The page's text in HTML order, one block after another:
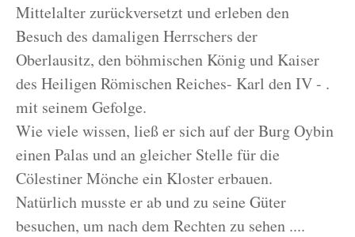
Mittelalter zurückversetzt und erleben den
Besuch des damaligen Herrschers der
Oberlausitz, den böhmischen König und Kaiser
des Heiligen Römischen Reiches- Karl den IV - .
mit seinem Gefolge.
Wie viele wissen, ließ er sich auf der Burg Oybin
einen Palas und an gleicher Stelle für die
Cölestiner Mönche ein Kloster erbauen.
Natürlich musste er ab und zu seine Güter
besuchen, um nach dem Rechten zu sehen ....